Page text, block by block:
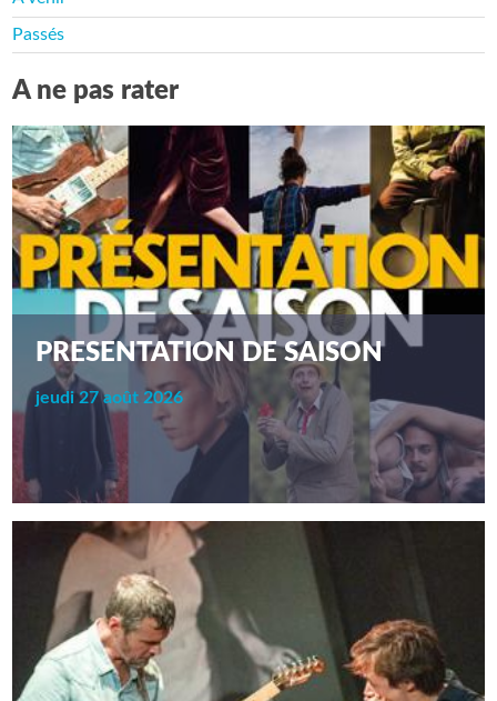
Passés
A ne pas rater
PRESENTATION DE SAISON
jeudi 27 août 2026